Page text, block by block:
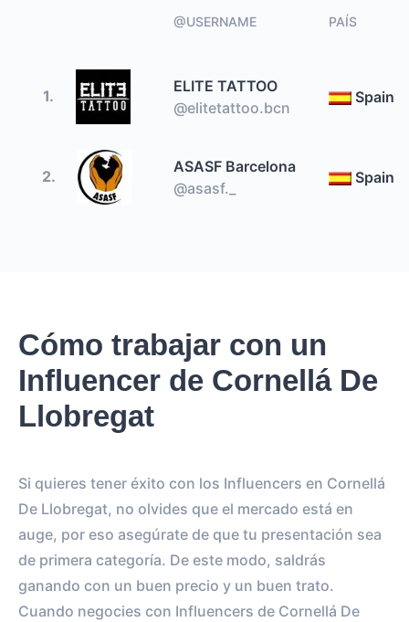
@USERNAME PAÍS
1.
ELITE TATTOO
@elitetattoo.bcn
Spain
2.
ASASF Barcelona
@asasf._
Spain
Cómo trabajar con un
Influencer de Cornellá De
Llobregat
Si quieres tener éxito con los Influencers en Cornellá
De Llobregat, no olvides que el mercado está en
auge, por eso asegúrate de que tu presentación sea
de primera categoría. De este modo, saldrás
ganando con un buen precio y un buen trato.
Cuando negocies con Influencers de Cornellá De